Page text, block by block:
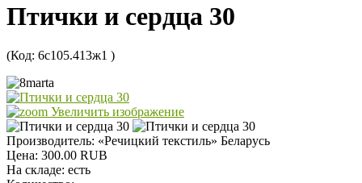
Птички и сердца 30
(Код: 6с105.413ж1 )
Увеличить изображение
Производитель: «Речицкий текстиль» Беларусь
Цена: 300.00 RUB
На складе: есть